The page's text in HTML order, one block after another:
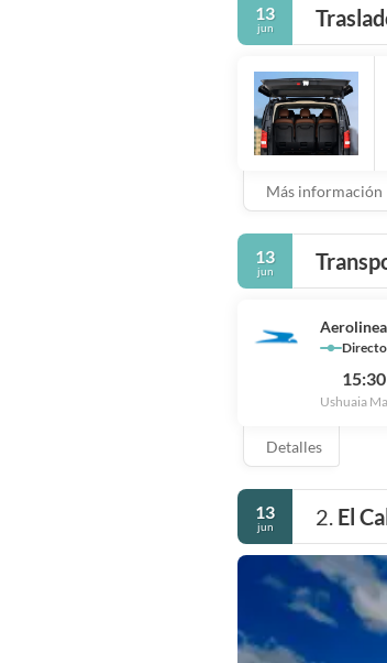
13
jun
Más información
13
jun
Directo
15:30
Ushuaia
Detalles
13
jun 2. El